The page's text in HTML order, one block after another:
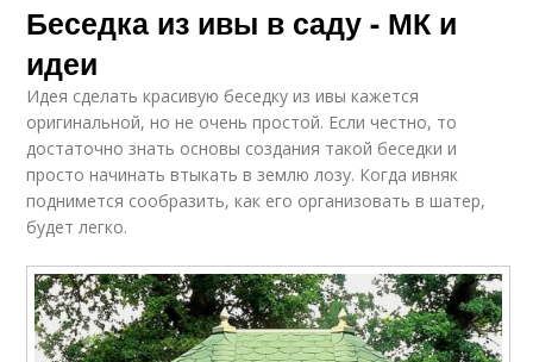
Беседка из ивы в саду - МК и
идеи
Идея сделать красивую беседку из ивы кажется
оригинальной, но не очень простой. Если честно, то
достаточно знать основы создания такой беседки и
просто начинать втыкать в землю лозу. Когда ивняк
поднимется сообразить, как его организовать в шатер,
будет легко.